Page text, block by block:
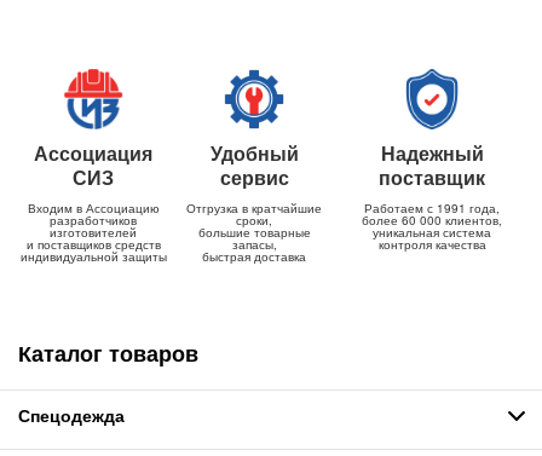
Ассоциация
СИЗ
Входим в Ассоциацию
разработчиков
изготовителей
и поставщиков средств
индивидуальной защиты
Удобный
сервис
Отгрузка в кратчайшие
сроки,
большие товарные
запасы,
быстрая доставка
Надежный
поставщик
Работаем с 1991 года,
более 60 000 клиентов,
уникальная система
контроля качества
Каталог товаров
Спецодежда